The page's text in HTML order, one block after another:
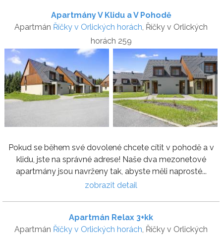
Apartmány V Klidu a V Pohodě
Apartmán Říčky v Orlických horách, Říčky v Orlických
horách 259
Pokud se během své dovolené chcete cítit v pohodě a v
klidu, jste na správné adrese! Naše dva mezonetové
apartmány jsou navrženy tak, abyste měli naprosté...
zobrazit detail
Apartmán Relax 3+kk
Apartmán Říčky v Orlických horách, Říčky v Orlických